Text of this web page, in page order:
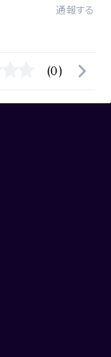
通報する
(0)